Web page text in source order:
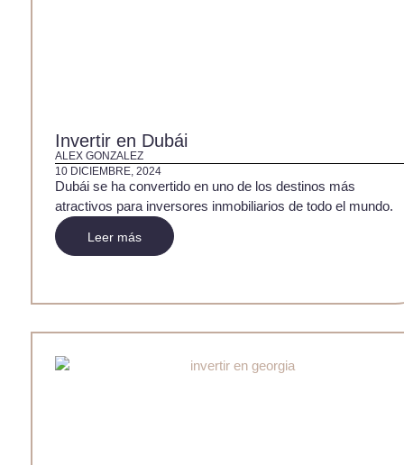
Invertir en Dubái
ALEX GONZALEZ
10 DICIEMBRE, 2024
Dubái se ha convertido en uno de los destinos más
atractivos para inversores inmobiliarios de todo el mundo.
Leer más